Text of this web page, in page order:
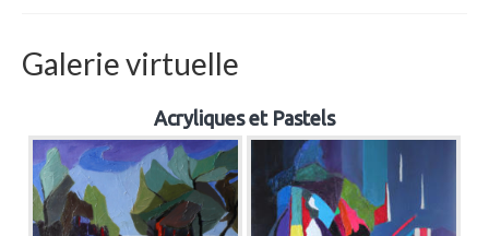
Galerie virtuelle
Acryliques et Pastels